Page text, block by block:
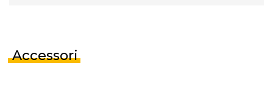
Accessori